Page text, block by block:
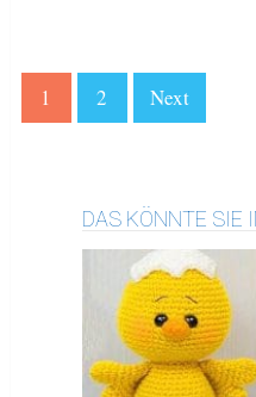
1 2 Next
DAS KÖNNTE SIE